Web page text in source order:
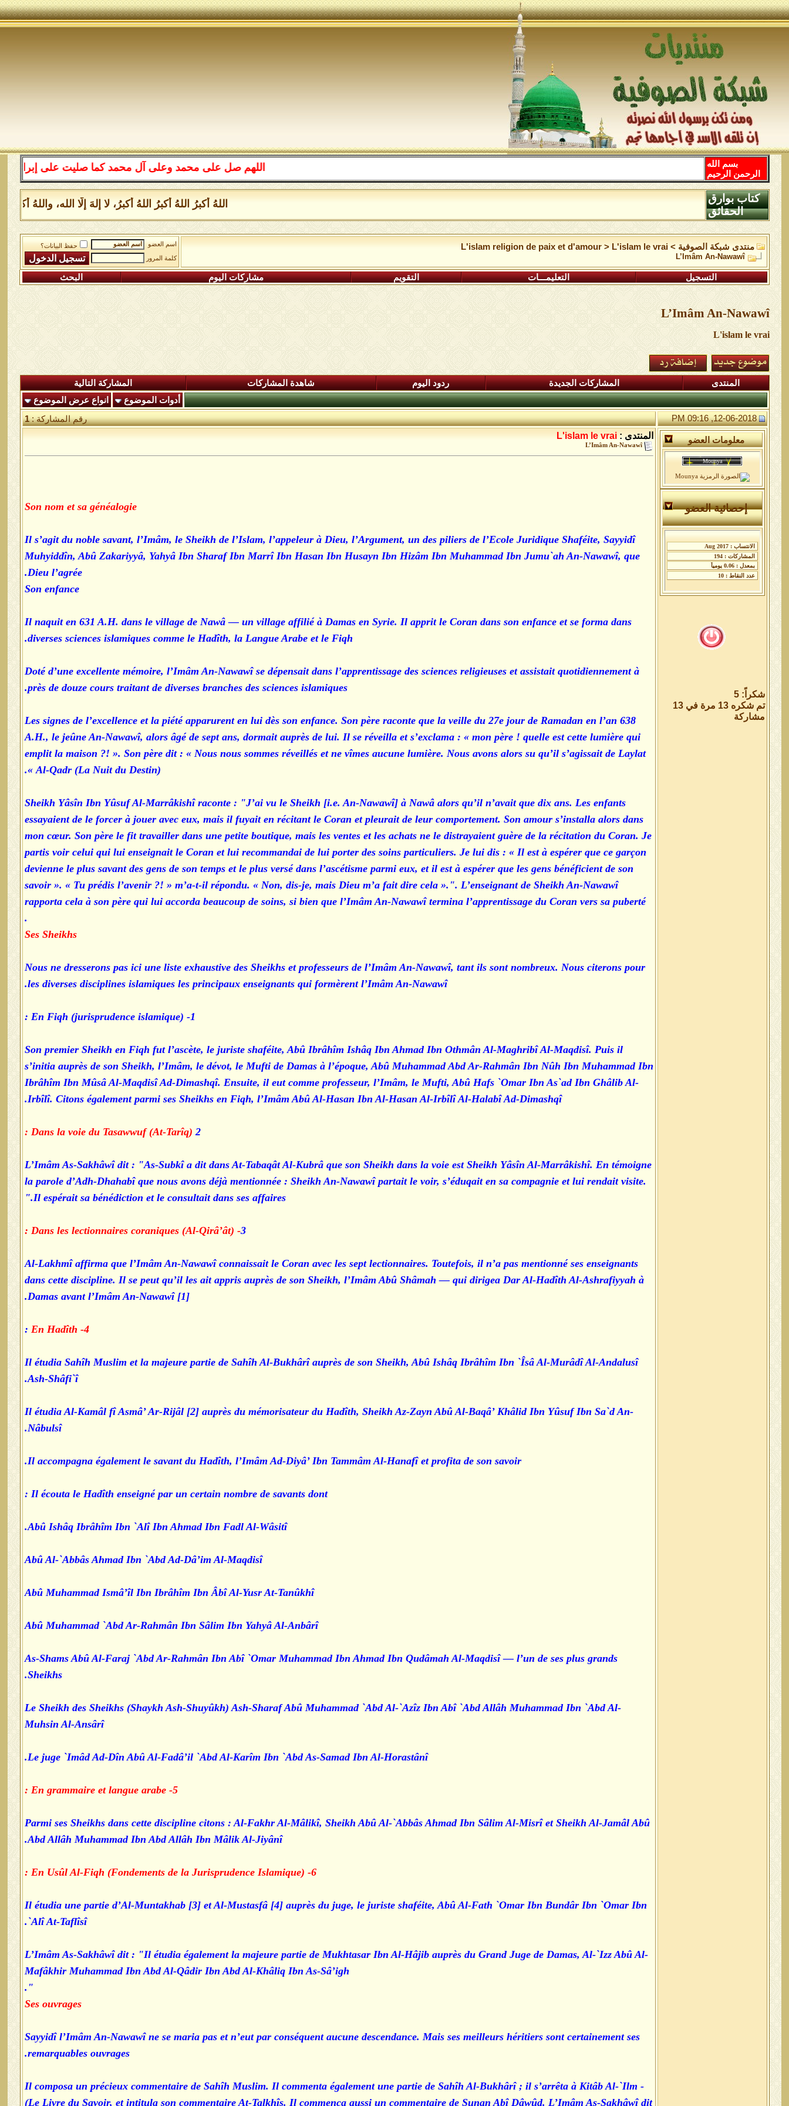
اللهم صل على محمد وعلى آل محمد كما صليت على إبراهيم وعلى آل
بسم الله
الرحمن الرحيم
اللهُ أكبرُ اللهُ أكبرُ اللهُ أكبرُ، لا إلهَ إلَّا الله، واللهُ أكبر
كتاب بوارق
الحقائق
منتدى شبكة الصوفية >
L'islam religion de paix et d'amour > L'islam le vrai
L’Imâm An-Nawawî
اسم العضو
حفظ البيانات؟
كلمة المرور
التسجيل التعليمـــات التقويم مشاركات اليوم البحث
L’Imâm An-Nawawî
L'islam le vrai
المنتدى المشاركات الجديدة ردود اليوم شاهدة المشاركات
المشاركة التالية
أدوات الموضوع
انواع عرض الموضوع
12-06-2018, 09:16 PM
رقم المشاركة :1
معلومات العضو
إحصائية العضو
شكراً: 5
تم شكره 13 مرة في 13
مشاركة
المنتدى : L'islam le vrai
L’Imâm An-Nawawî
Son nom et sa généalogie
Il s’agit du noble savant, l’Imâm, le Sheikh de l’Islam, l’appeleur à Dieu, l’Argument, un des piliers de l’Ecole Juridique Shaféite, Sayyidî
Muhyiddîn, Abû Zakariyyâ, Yahyâ Ibn Sharaf Ibn Marrî Ibn Hasan Ibn Husayn Ibn Hizâm Ibn Muhammad Ibn Jumu`ah An-Nawawî, que
Dieu l’agrée.
Son enfance
Il naquit en 631 A.H. dans le village de Nawâ — un village affilié à Damas en Syrie. Il apprit le Coran dans son enfance et se forma dans
diverses sciences islamiques comme le Hadîth, la Langue Arabe et le Fiqh.
Doté d’une excellente mémoire, l’Imâm An-Nawawî se dépensait dans l’apprentissage des sciences religieuses et assistait quotidiennement à
près de douze cours traitant de diverses branches des sciences islamiques.
Les signes de l’excellence et la piété apparurent en lui dès son enfance. Son père raconte que la veille du 27e jour de Ramadan en l’an 638
A.H., le jeûne An-Nawawî, alors âgé de sept ans, dormait auprès de lui. Il se réveilla et s’exclama : « mon père ! quelle est cette lumière qui
emplit la maison ?! ». Son père dit : « Nous nous sommes réveillés et ne vîmes aucune lumière. Nous avons alors su qu’il s’agissait de Laylat
Al-Qadr (La Nuit du Destin) ».
Sheikh Yâsîn Ibn Yûsuf Al-Marrâkishî raconte : "J’ai vu le Sheikh [i.e. An-Nawawî] à Nawâ alors qu’il n’avait que dix ans. Les enfants
essayaient de le forcer à jouer avec eux, mais il fuyait en récitant le Coran et pleurait de leur comportement. Son amour s’installa alors dans
mon cœur. Son père le fit travailler dans une petite boutique, mais les ventes et les achats ne le distrayaient guère de la récitation du Coran. Je
partis voir celui qui lui enseignait le Coran et lui recommandai de lui porter des soins particuliers. Je lui dis : « Il est à espérer que ce garçon
devienne le plus savant des gens de son temps et le plus versé dans l’ascétisme parmi eux, et il est à espérer que les gens bénéficient de son
savoir ». « Tu prédis l’avenir ?! » m’a-t-il répondu. « Non, dis-je, mais Dieu m’a fait dire cela ».". L’enseignant de Sheikh An-Nawawî
rapporta cela à son père qui lui accorda beaucoup de soins, si bien que l’Imâm An-Nawawî termina l’apprentissage du Coran vers sa puberté
.
Ses Sheikhs
Nous ne dresserons pas ici une liste exhaustive des Sheikhs et professeurs de l’Imâm An-Nawawî, tant ils sont nombreux. Nous citerons pour
les diverses disciplines islamiques les principaux enseignants qui formèrent l’Imâm An-Nawawî.
1- En Fiqh (jurisprudence islamique) :
Son premier Sheikh en Fiqh fut l’ascète, le juriste shaféite, Abû Ibrâhîm Ishâq Ibn Ahmad Ibn Othmân Al-Maghribî Al-Maqdisî. Puis il
s’initia auprès de son Sheikh, l’Imâm, le dévot, le Mufti de Damas à l’époque, Abû Muhammad Abd Ar-Rahmân Ibn Nûh Ibn Muhammad Ibn
Ibrâhîm Ibn Mûsâ Al-Maqdisî Ad-Dimashqî. Ensuite, il eut comme professeur, l’Imâm, le Mufti, Abû Hafs `Omar Ibn As`ad Ibn Ghâlib Al-
Irbîlî. Citons également parmi ses Sheikhs en Fiqh, l’Imâm Abû Al-Hasan Ibn Al-Hasan Al-Irbîlî Al-Halabî Ad-Dimashqî.
2
Dans la voie du Tasawwuf (At-Tarîq) :
L’Imâm As-Sakhâwî dit : "As-Subkî a dit dans At-Tabaqât Al-Kubrâ que son Sheikh dans la voie est Sheikh Yâsîn Al-Marrâkishî. En témoigne
la parole d’Adh-Dhahabî que nous avons déjà mentionnée : Sheikh An-Nawawî partait le voir, s’éduqait en sa compagnie et lui rendait visite.
Il espérait sa bénédiction et le consultait dans ses affaires."
3
- Dans les lectionnaires coraniques (Al-Qirâ’ât) :
Al-Lakhmî affirma que l’Imâm An-Nawawî connaissait le Coran avec les sept lectionnaires. Toutefois, il n’a pas mentionné ses enseignants
dans cette discipline. Il se peut qu’il les ait appris auprès de son Sheikh, l’Imâm Abû Shâmah — qui dirigea Dar Al-Hadîth Al-Ashrafiyyah à
Damas avant l’Imâm An-Nawawî [1].
4- En Hadîth
:
Il étudia Sahîh Muslim et la majeure partie de Sahîh Al-Bukhârî auprès de son Sheikh, Abû Ishâq Ibrâhîm Ibn `Îsâ Al-Murâdî Al-Andalusî
Ash-Shâfi`î.
Il étudia Al-Kamâl fî Asmâ’ Ar-Rijâl [2] auprès du mémorisateur du Hadîth, Sheikh Az-Zayn Abû Al-Baqâ’ Khâlid Ibn Yûsuf Ibn Sa`d An-
Nâbulsî.
Il accompagna également le savant du Hadîth, l’Imâm Ad-Diyâ’ Ibn Tammâm Al-Hanafî et profita de son savoir.
Il écouta le Hadîth enseigné par un certain nombre de savants dont :
Abû Ishâq Ibrâhîm Ibn `Alî Ibn Ahmad Ibn Fadl Al-Wâsitî.
Abû Al-`Abbâs Ahmad Ibn `Abd Ad-Dâ’im Al-Maqdisî
Abû Muhammad Ismâ’îl Ibn Ibrâhîm Ibn Âbî Al-Yusr At-Tanûkhî
Abû Muhammad `Abd Ar-Rahmân Ibn Sâlim Ibn Yahyâ Al-Anbârî
As-Shams Abû Al-Faraj `Abd Ar-Rahmân Ibn Abî `Omar Muhammad Ibn Ahmad Ibn Qudâmah Al-Maqdisî — l’un de ses plus grands
Sheikhs.
Le Sheikh des Sheikhs (Shaykh Ash-Shuyûkh) Ash-Sharaf Abû Muhammad `Abd Al-`Azîz Ibn Abî `Abd Allâh Muhammad Ibn `Abd Al-
Muhsin Al-Ansârî
Le juge `Imâd Ad-Dîn Abû Al-Fadâ’il `Abd Al-Karîm Ibn `Abd As-Samad Ibn Al-Horastânî.
5- En grammaire et langue arabe :
Parmi ses Sheikhs dans cette discipline citons : Al-Fakhr Al-Mâlikî, Sheikh Abû Al-`Abbâs Ahmad Ibn Sâlim Al-Misrî et Sheikh Al-Jamâl Abû
Abd Allâh Muhammad Ibn Abd Allâh Ibn Mâlik Al-Jiyânî.
6- En Usûl Al-Fiqh (Fondements de la Jurisprudence Islamique) :
Il étudia une partie d’Al-Muntakhab [3] et Al-Mustasfâ [4] auprès du juge, le juriste shaféite, Abû Al-Fath `Omar Ibn Bundâr Ibn `Omar Ibn
`Alî At-Taflîsî.
L’Imâm As-Sakhâwî dit : "Il étudia également la majeure partie de Mukhtasar Ibn Al-Hâjib auprès du Grand Juge de Damas, Al-`Izz Abû Al-
Mafâkhir Muhammad Ibn Abd Al-Qâdir Ibn Abd Al-Khâliq Ibn As-Sâ’igh
".
Ses ouvrages
Sayyidî l’Imâm An-Nawawî ne se maria pas et n’eut par conséquent aucune descendance. Mais ses meilleurs héritiers sont certainement ses
remarquables ouvrages.
- Il composa un précieux commentaire de Sahîh Muslim. Il commenta également une partie de Sahîh Al-Bukhârî ; il s’arrêta à Kitâb Al-`Ilm
(Le Livre du Savoir, et intitula son commentaire At-Talkhîs. Il commença aussi un commentaire de Sunan Abî Dâwûd. L’Imâm As-Sakhâwî dit